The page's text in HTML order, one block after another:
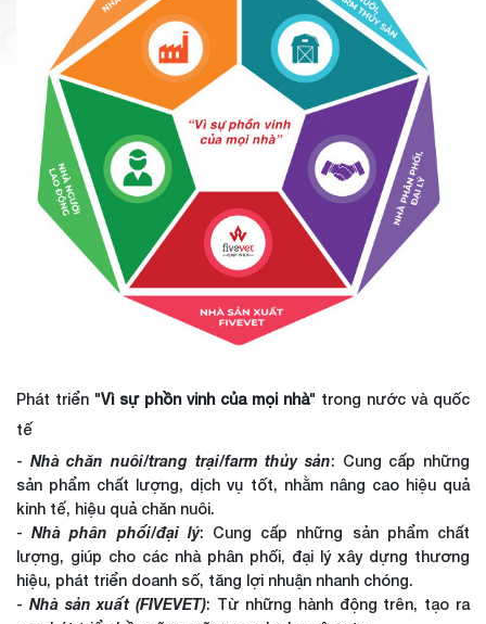
Phát triển "Vì sự phồn vinh của mọi nhà" trong nước và quốc
tế
- Nhà chăn nuôi/trang trại/farm thủy sản: Cung cấp những
sản phẩm chất lượng, dịch vụ tốt, nhằm nâng cao hiệu quả
kinh tế, hiệu quả chăn nuôi.
-Nhà phân phối/đại lý: Cung cấp những sản phẩm chất
lượng, giúp cho các nhà phân phối, đại lý xây dựng thương
hiệu, phát triển doanh số, tăng lợi nhuận nhanh chóng.
- Nhà sản xuất (FIVEVET): Từ những hành động trên, tạo ra